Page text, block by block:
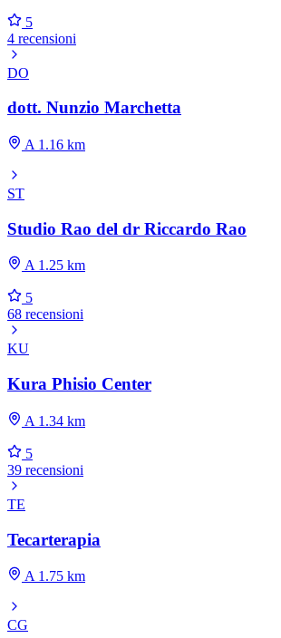
5
4 recensioni
DO
dott. Nunzio Marchetta
A 1.16 km
ST
Studio Rao del dr Riccardo Rao
A 1.25 km
5
68 recensioni
KU
Kura Phisio Center
A 1.34 km
5
39 recensioni
TE
Tecarterapia
A 1.75 km
CG